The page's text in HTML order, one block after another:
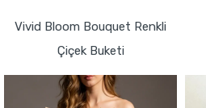
Vivid Bloom Bouquet Renkli
Çiçek Buketi